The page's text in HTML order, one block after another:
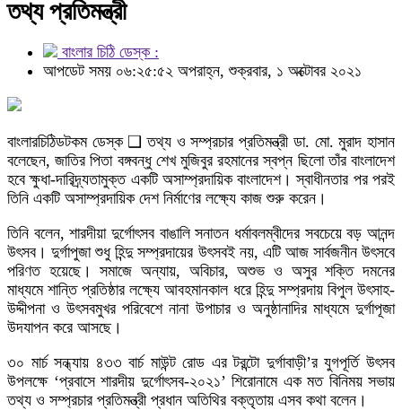
তথ্য প্রতিমন্ত্রী
বাংলার চিঠি ডেস্ক :
আপডেট সময় ০৬:২৫:৫২ অপরাহ্ন, শুক্রবার, ১ অক্টোবর ২০২১
বাংলারচিঠিডটকম ডেস্ক ❑ তথ্য ও সম্প্রচার প্রতিমন্ত্রী ডা. মো. মুরাদ হাসান
বলেছেন, জাতির পিতা বঙ্গবন্ধু শেখ মুজিবুর রহমানের স্বপ্ন ছিলো তাঁর বাংলাদেশ
হবে ক্ষুধা-দারিদ্র্যতামুক্ত একটি অসাম্প্রদায়িক বাংলাদেশ। স্বাধীনতার পর পরই
তিনি একটি অসাম্প্রদায়িক দেশ নির্মাণের লক্ষ্যে কাজ শুরু করেন।
তিনি বলেন, শারদীয়া দুর্গোৎসব বাঙালি সনাতন ধর্মাবলম্বীদের সবচেয়ে বড় আনন্দ
উৎসব। দুর্গাপুজা শুধু হিন্দু সম্প্রদায়ের উৎসবই নয়, এটি আজ সার্বজনীন উৎসবে
পরিণত হয়েছে। সমাজে অন্যায়, অবিচার, অশুভ ও অসুর শক্তি দমনের
মাধ্যমে শান্তি প্রতিষ্ঠার লক্ষ্যে আবহমানকাল ধরে হিন্দু সম্প্রদায় বিপুল উৎসাহ-
উদ্দীপনা ও উৎসবমুখর পরিবেশে নানা উপাচার ও অনুষ্ঠানাদির মাধ্যমে দুর্গাপূজা
উদযাপন করে আসছে।
৩০ মার্চ সন্ধ্যায় ৪৩৩ বার্চ মাউন্ট রোড এর টরন্টো দুর্গাবাড়ী’র যুগপূর্তি উৎসব
উপলক্ষে ‘প্রবাসে শারদীয় দুর্গোৎসব-২০২১’ শিরোনামে এক মত বিনিময় সভায়
তথ্য ও সম্প্রচার প্রতিমন্ত্রী প্রধান অতিথির বক্তৃতায় এসব কথা বলেন।